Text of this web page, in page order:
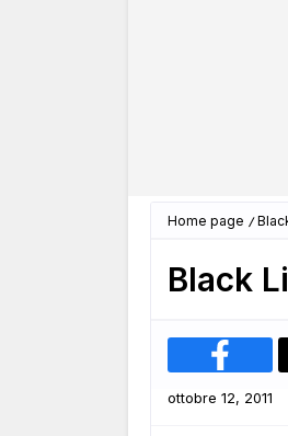
Home page
Black
ottobre 12, 2011